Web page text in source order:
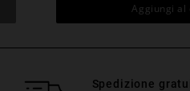
Aggiungi al
Spedizione